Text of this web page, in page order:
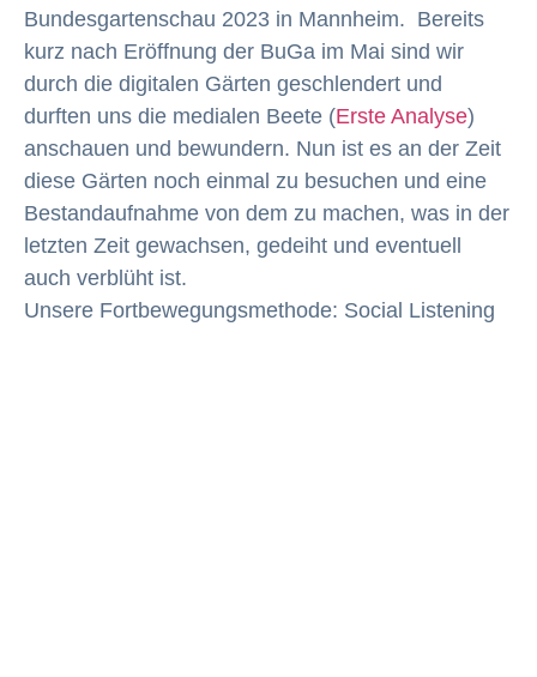
Bundesgartenschau 2023 in Mannheim. Bereits
kurz nach Eröffnung der BuGa im Mai sind wir
durch die digitalen Gärten geschlendert und
durften uns die medialen Beete (Erste Analyse)
anschauen und bewundern. Nun ist es an der Zeit
diese Gärten noch einmal zu besuchen und eine
Bestandaufnahme von dem zu machen, was in der
letzten Zeit gewachsen, gedeiht und eventuell
auch verblüht ist.
Unsere Fortbewegungsmethode: Social Listening